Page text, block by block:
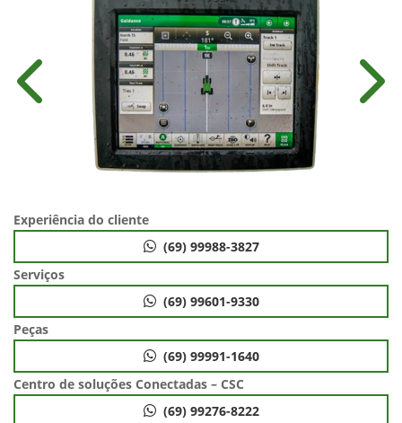
Anterior
Experiência do cliente
(69) 99988-3827
Serviços
(69) 99601-9330
Peças
(69) 99991-1640
Centro de soluções Conectadas – CSC
(69) 99276-8222